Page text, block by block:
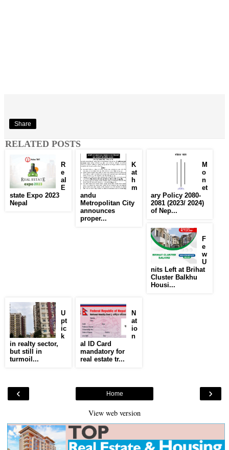
Share
RELATED POSTS
R
e
al
E
state Expo 2023
Nepal
K
at
h
m
andu
Metropolitan City
announces
proper...
M
o
n
et
ary Policy 2080-
2081 (2023/ 2024)
of Nep...
F
e
w
U
nits Left at Brihat
Cluster Balkhu
Housi...
U
pt
ic
k
in realty sector,
but still in
turmoil...
N
at
io
n
al ID Card
mandatory for
real estate tr...
‹ ›
Home
View web version